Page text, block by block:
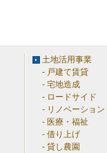
土地活用事業
戸建て賃貸
宅地造成
ロードサイド
リノベーション
医療・福祉
借り上げ
貸し農園